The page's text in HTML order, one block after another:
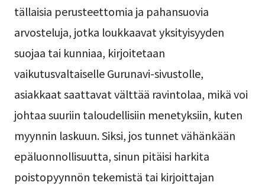
tällaisia perusteettomia ja pahansuovia
arvosteluja, jotka loukkaavat yksityisyyden
suojaa tai kunniaa, kirjoitetaan
vaikutusvaltaiselle Gurunavi-sivustolle,
asiakkaat saattavat välttää ravintolaa, mikä voi
johtaa suuriin taloudellisiin menetyksiin, kuten
myynnin laskuun. Siksi, jos tunnet vähänkään
epäluonnollisuutta, sinun pitäisi harkita
poistopyynnön tekemistä tai kirjoittajan